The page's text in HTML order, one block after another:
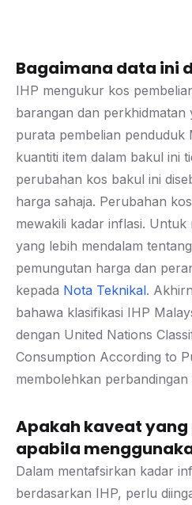
Bagaimana data ini
IHP mengukur kos
barangan dan perkhidmatan
purata pembelian penduduk
kuantiti item dalam bakul ini
perubahan kos bakul ini
harga sahaja. Perubahan
mewakili kadar inflasi. Untuk
yang lebih mendalam
pemungutan harga dan
kepada Nota Teknikal.
bahawa klasifikasi IHP
dengan United Nations
Consumption According to
membolehkan perbandingan
Apakah kaveat
apabila
Dalam mentafsirkan kadar
berdasarkan IHP, perlu